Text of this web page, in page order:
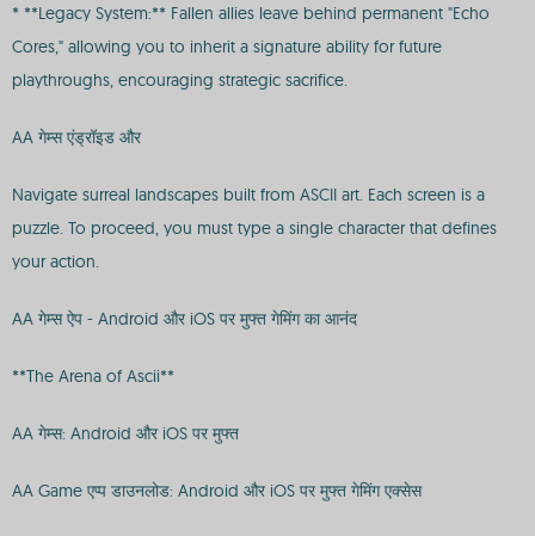
* **Legacy System:** Fallen allies leave behind permanent "Echo
Cores," allowing you to inherit a signature ability for future
playthroughs, encouraging strategic sacrifice.
AA गेम्स एंड्रॉइड और
Navigate surreal landscapes built from ASCII art. Each screen is a
puzzle. To proceed, you must type a single character that defines
your action.
AA गेम्स ऐप - Android और iOS पर मुफ्त गेमिंग का आनंद
**The Arena of Ascii**
AA गेम्स: Android और iOS पर मुफ्त
AA Game एप्प डाउनलोड: Android और iOS पर मुफ्त गेमिंग एक्सेस